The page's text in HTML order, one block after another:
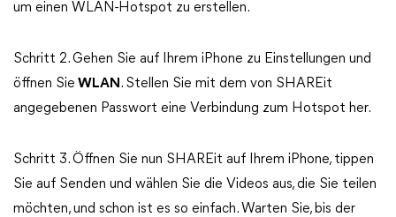
um einen WLAN-Hotspot zu erstellen.
Schritt 2. Gehen Sie auf Ihrem iPhone zu Einstellungen und
öffnen Sie WLAN . Stellen Sie mit dem von SHAREit
angegebenen Passwort eine Verbindung zum Hotspot her.
Schritt 3. Öffnen Sie nun SHAREit auf Ihrem iPhone, tippen
Sie auf Senden und wählen Sie die Videos aus, die Sie teilen
möchten, und schon ist es so einfach. Warten Sie, bis der